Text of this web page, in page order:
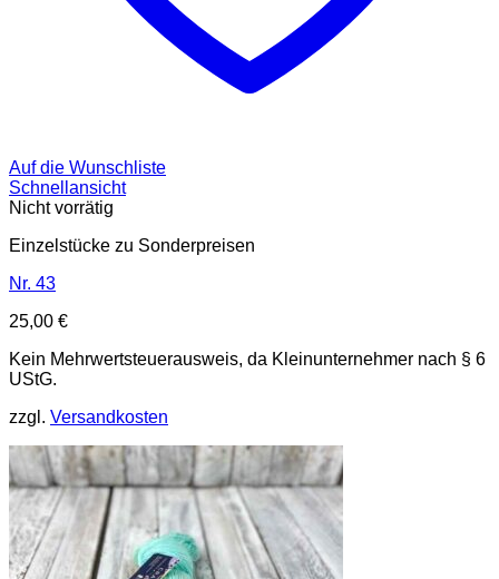
Auf die Wunschliste
Schnellansicht
Nicht vorrätig
Einzelstücke zu Sonderpreisen
Nr. 43
25,00 €
Kein Mehrwertsteuerausweis, da Kleinunternehmer nach § 6
UStG.
zzgl. Versandkosten